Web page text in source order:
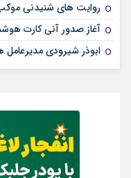
روایت های شنیدنی
آغاز صدور آنی کارت
ابوذر شیرودی مدیرعامل